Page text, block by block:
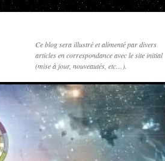
Ce blog sera illustré et alimenté par divers
articles en correspondance avec le site initial
(mise à jour, nouveautés, etc…).